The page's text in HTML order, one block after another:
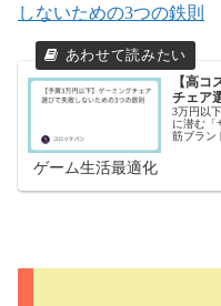
しないための3つの鉄則
【高
チェア
3万円以
に潜む「
筋ブラン
ゲーム生活最適化